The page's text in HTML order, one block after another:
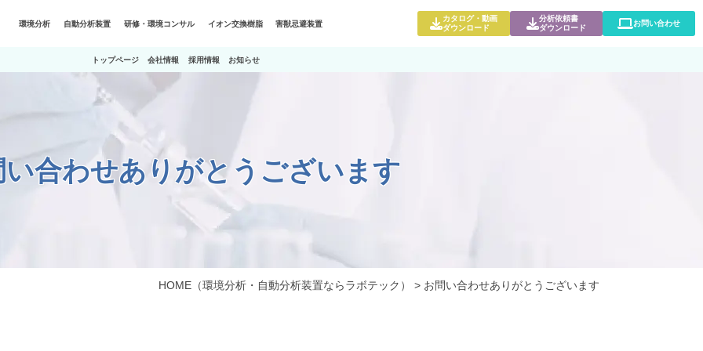
環境分析 自動分析装置 研修・環境コンサル イオン交換樹脂 害獣忌避装置
カタログ・動画
ダウンロード
分析依頼書
ダウンロード
お問い合わせ
トップページ 会社情報 採用情報 お知らせ
合わせありがとうございます
HOME （環境分析・自動分析装置ならラボテック） > お問い合わせありがとうございます